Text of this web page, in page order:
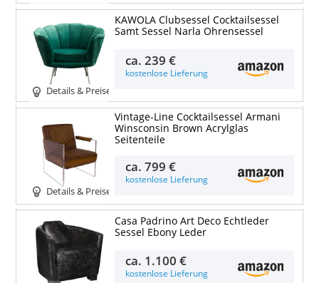
Details & Preise
KAWOLA Clubsessel Cocktailsessel
Samt Sessel Narla Ohrensessel
ca.239 €
kostenlose Lieferung
Details & Preise
Vintage-Line Cocktailsessel Armani
Winsconsin Brown Acrylglas
Seitenteile
ca.799 €
kostenlose Lieferung
Casa Padrino Art Deco Echtleder
Sessel Ebony Leder
ca. 1.100 €
kostenlose Lieferung